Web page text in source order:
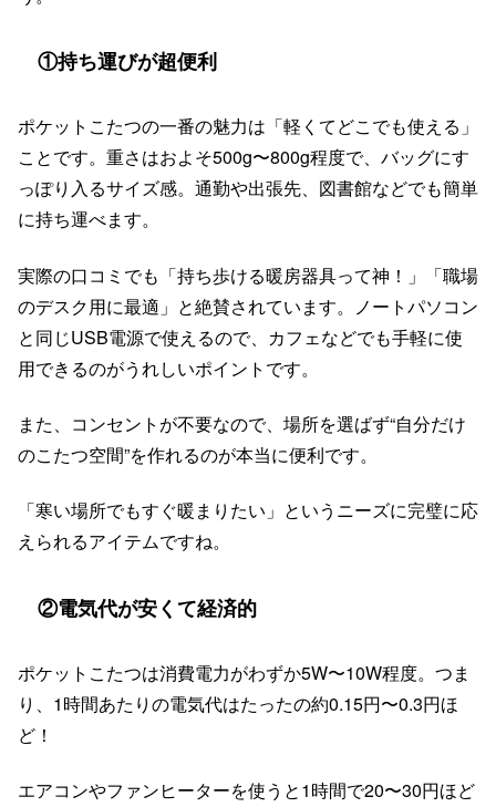
①持ち運びが超便利
ポケットこたつの一番の魅力は「軽くてどこでも使える」
ことです。重さはおよそ500g〜800g程度で、バッグにす
っぽり入るサイズ感。通勤や出張先、図書館などでも簡単
に持ち運べます。
実際の口コミでも「持ち歩ける暖房器具って神！」「職場
のデスク用に最適」と絶賛されています。ノートパソコン
と同じUSB電源で使えるので、カフェなどでも手軽に使
用できるのがうれしいポイントです。
また、コンセントが不要なので、場所を選ばず“自分だけ
のこたつ空間”を作れるのが本当に便利です。
「寒い場所でもすぐ暖まりたい」というニーズに完璧に応
えられるアイテムですね。
②電気代が安くて経済的
ポケットこたつは消費電力がわずか5W〜10W程度。つま
り、1時間あたりの電気代はたったの約0.15円〜0.3円ほ
ど！
エアコンやファンヒーターを使うと1時間で20〜30円ほど